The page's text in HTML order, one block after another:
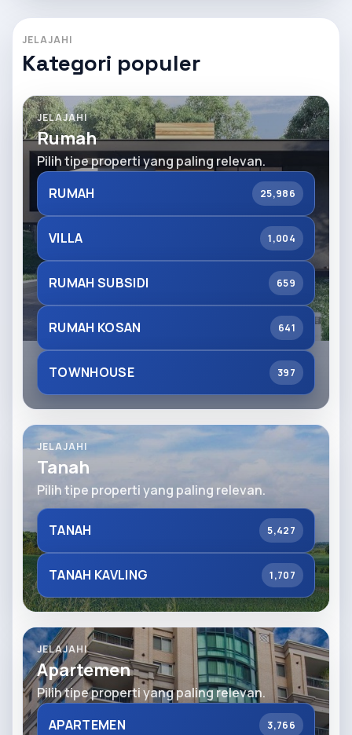
JELAJAHI
Kategori populer
JELAJAHI
Rumah
Pilih tipe properti yang paling relevan.
RUMAH
25,986
VILLA 1,004
RUMAH SUBSIDI 659
RUMAH KOSAN 641
TOWNHOUSE 397
JELAJAHI
Tanah
Pilih tipe properti yang paling relevan.
TANAH 5,427
TANAH KAVLING 1,707
JELAJAHI
Apartemen
Pilih tipe properti yang paling relevan.
APARTEMEN
3,766